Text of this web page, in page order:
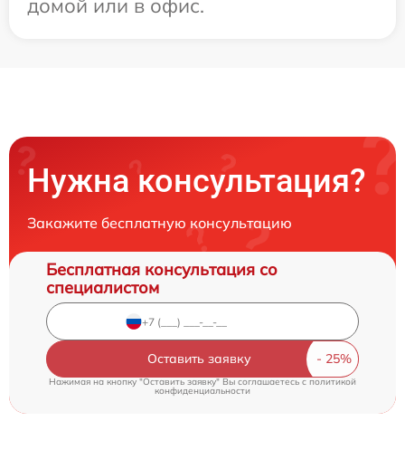
домой или в офис.
Нужна консультация?
Закажите бесплатную консультацию
Бесплатная консультация со
специалистом
Оставить заявку
Нажимая на кнопку "Оставить заявку" Вы соглашаетесь c политикой
конфиденциальности